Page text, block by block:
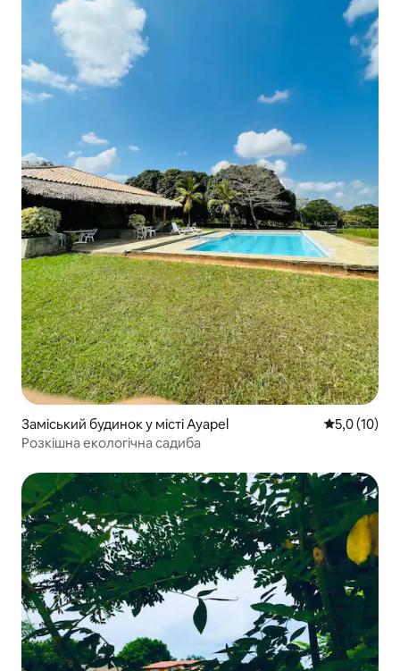
Заміський будинок у місті Ayapel Середня
5,0 (10)
Розкішна екологічна садиба